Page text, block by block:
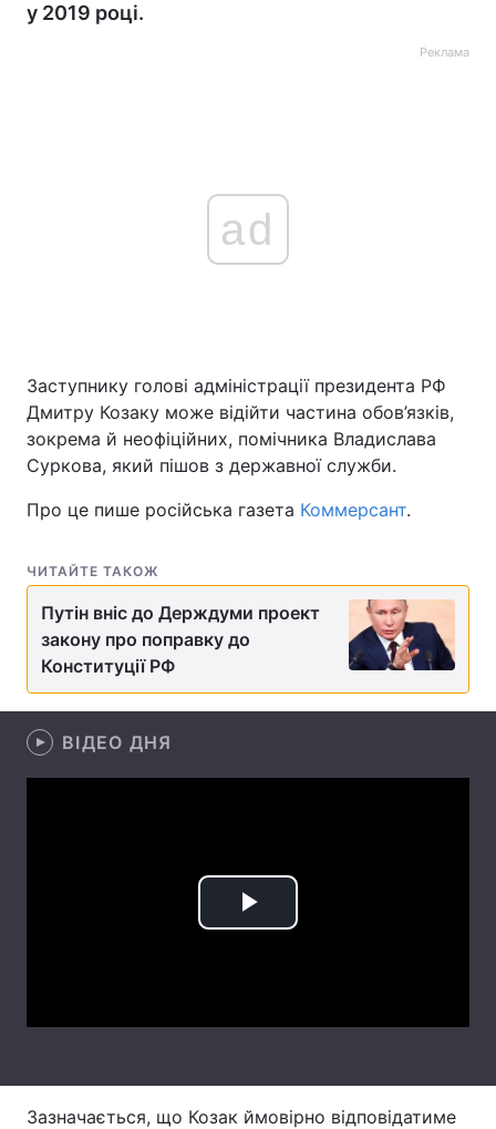
Головна Війна
Україна Політика
Економіка Світ
Техно і зв'язок Лайт
Зброя
Цікавинки
Статті
Послуги
у 2019 році.
Реклама
ad
Заступнику голові адміністрації президента РФ
Дмитру Козаку може відійти частина обов’язків,
зокрема й неофіційних, помічника Владислава
Суркова, який пішов з державної служби.
Про це пише російська газета Коммерсант.
ЧИТАЙТЕ ТАКОЖ
Путін вніс до Держдуми проект
закону про поправку до
Конституції РФ
ВІДЕО ДНЯ
Play
Зазначається, що Козак ймовірно відповідатиме